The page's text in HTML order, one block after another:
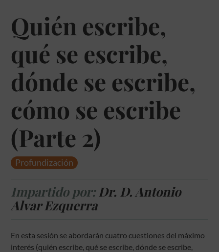
Quién escribe,
qué se escribe,
dónde se escribe,
cómo se escribe
(Parte 2)
Profundización
Impartido por: Dr. D. Antonio
Alvar Ezquerra
En esta sesión se abordarán cuatro cuestiones del máximo
interés (quién escribe, qué se escribe, dónde se escribe,